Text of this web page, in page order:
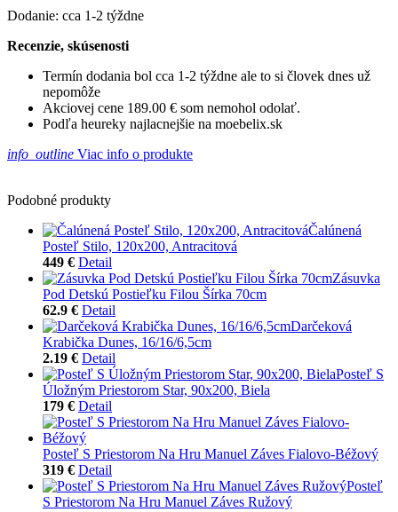
Dodanie: cca 1-2 týždne
Recenzie, skúsenosti
Termín dodania bol cca 1-2 týždne ale to si človek dnes už
nepomôže
Akciovej cene 189.00 € som nemohol odolať.
Podľa heureky najlacnejšie na moebelix.sk
info_outline Viac info o produkte
Podobné produkty
Čalúnená
Posteľ Stilo, 120x200, Antracitová
449 € Detail
Zásuvka
Pod Detskú Postieľku Filou Šírka 70cm
62.9 € Detail
Darčeková
Krabička Dunes, 16/16/6,5cm
2.19 € Detail
Posteľ S
Úložným Priestorom Star, 90x200, Biela
179 € Detail
Posteľ S Priestorom Na Hru Manuel Záves Fialovo-Béžový
319 € Detail
Posteľ
S Priestorom Na Hru Manuel Záves Ružový